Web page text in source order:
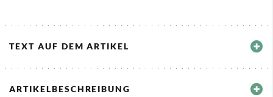
TEXT AUF DEM ARTIKEL
ARTIKELBESCHREIBUNG